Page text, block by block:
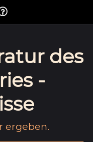
des
-
ergeben.